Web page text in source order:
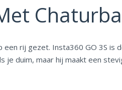
rij gezet. Insta360 GO 3S
duim, maar hij maakt een